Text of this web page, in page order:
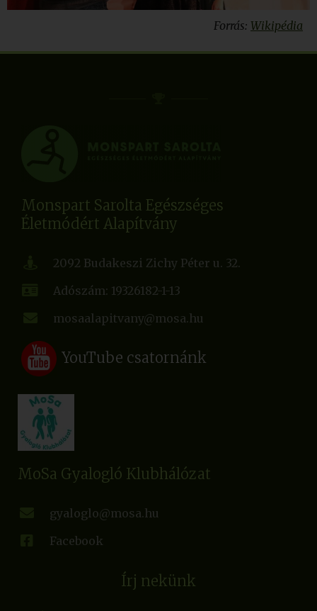
Forrás: Wikipédia
Monspart Sarolta Egészséges
Életmódért Alapítvány
2092 Budakeszi Zichy Péter u. 32.
Adószám: 19326182-1-13
mosaalapitvany@mosa.hu
YouTube csatornánk
MoSa Gyalogló Klubhálózat
gyaloglo@mosa.hu
Facebook
Írj nekünk